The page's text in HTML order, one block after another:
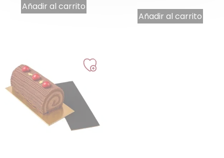
Añadir al carrito
Añadir al carrito